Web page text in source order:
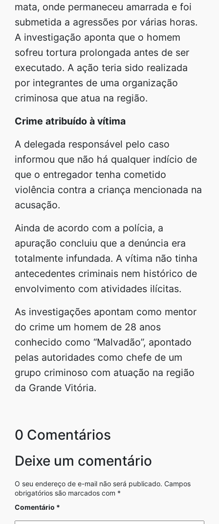
mata, onde permaneceu amarrada e foi
submetida a agressões por várias horas.
A investigação aponta que o homem
sofreu tortura prolongada antes de ser
executado. A ação teria sido realizada
por integrantes de uma organização
criminosa que atua na região.
Crime atribuído à vítima
A delegada responsável pelo caso
informou que não há qualquer indício de
que o entregador tenha cometido
violência contra a criança mencionada na
acusação.
Ainda de acordo com a polícia, a
apuração concluiu que a denúncia era
totalmente infundada. A vítima não tinha
antecedentes criminais nem histórico de
envolvimento com atividades ilícitas.
As investigações apontam como mentor
do crime um homem de 28 anos
conhecido como “Malvadão”, apontado
pelas autoridades como chefe de um
grupo criminoso com atuação na região
da Grande Vitória.
0 Comentários
Deixe um comentário
O seu endereço de e-mail não será publicado. Campos
obrigatórios são marcados com *
Comentário *